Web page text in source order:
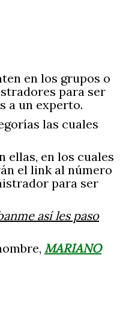
en los grupos o
para ser
a un experto.
las cuales
ellas, en los cuales
el link al número
para ser
así les paso
MARIANO